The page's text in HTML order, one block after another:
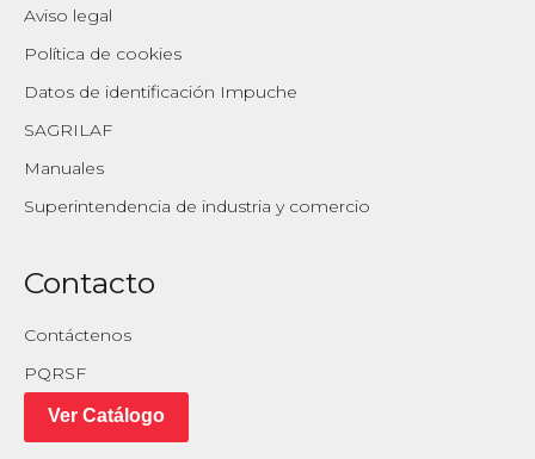
Aviso legal
Política de cookies
Datos de identificación Impuche
SAGRILAF
Manuales
Superintendencia de industria y comercio
Contacto
Contáctenos
PQRSF
Ver Catálogo